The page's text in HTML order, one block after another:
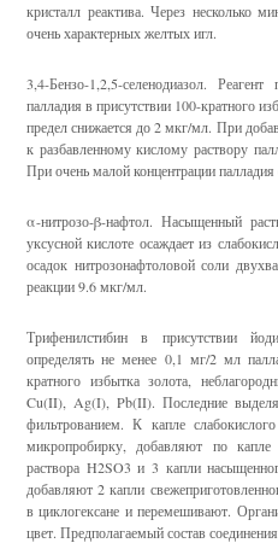
кристалл реактива. Через несколько
очень харак­терных желтых игл.
3,4-Бензо-1,2,5-селенодиазол.
палладия в присутствии 100-кратного
предел снижается до 2 мкг/мл. При
к разбавленному кислому раствору
При очень малой концентрации
α-нитрозо-β-нафтол. Насыщенный
уксусной кислоте осаждает из
осадок нитрозонафтоловой соли
реакции 9.6 мкг/мл.
Трифенилстибин в присутствии
определять не менее 0,1 мг/2 мл
кратного избытка золота,
Cu(II), Ag(I), Pb(II). Последние
фильтрованием. К капле
микропробирку, добавляют по
раствора H2SO3 и 3 капли
добавляют 2 капли
в циклогексане и перемешивают.
цвет. Предполагаемый состав